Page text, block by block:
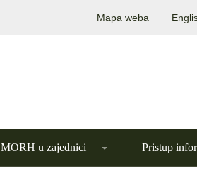
Mapa weba
MORH u zajednici Pristup